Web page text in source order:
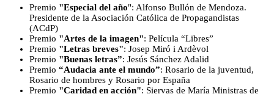
Premio "Especial del año": Alfonso Bullón de Mendoza.
Presidente de la Asociación Católica de Propagandistas
(ACdP)
Premio "Artes de la imagen": Película “Libres”
Premio "Letras breves": Josep Miró i Ardèvol
Premio "Buenas letras”: Jesús Sánchez Adalid
Premio “Audacia ante el mundo”: Rosario de la juventud,
Rosario de hombres y Rosario por España
Premio "Caridad en acción": Siervas de María Ministras de